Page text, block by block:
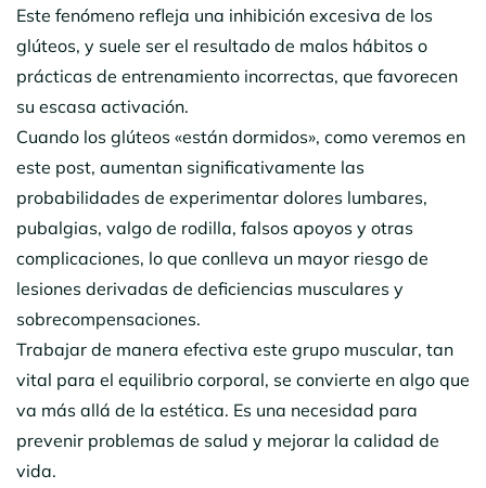
Este fenómeno refleja una inhibición excesiva de los
glúteos, y suele ser el resultado de malos hábitos o
prácticas de entrenamiento incorrectas, que favorecen
su escasa activación.
Cuando los glúteos «están dormidos», como veremos en
este post, aumentan significativamente las
probabilidades de experimentar dolores lumbares,
pubalgias, valgo de rodilla, falsos apoyos y otras
complicaciones, lo que conlleva un mayor riesgo de
lesiones derivadas de deficiencias musculares y
sobrecompensaciones.
Trabajar de manera efectiva este grupo muscular, tan
vital para el equilibrio corporal, se convierte en algo que
va más allá de la estética. Es una necesidad para
prevenir problemas de salud y mejorar la calidad de
vida.